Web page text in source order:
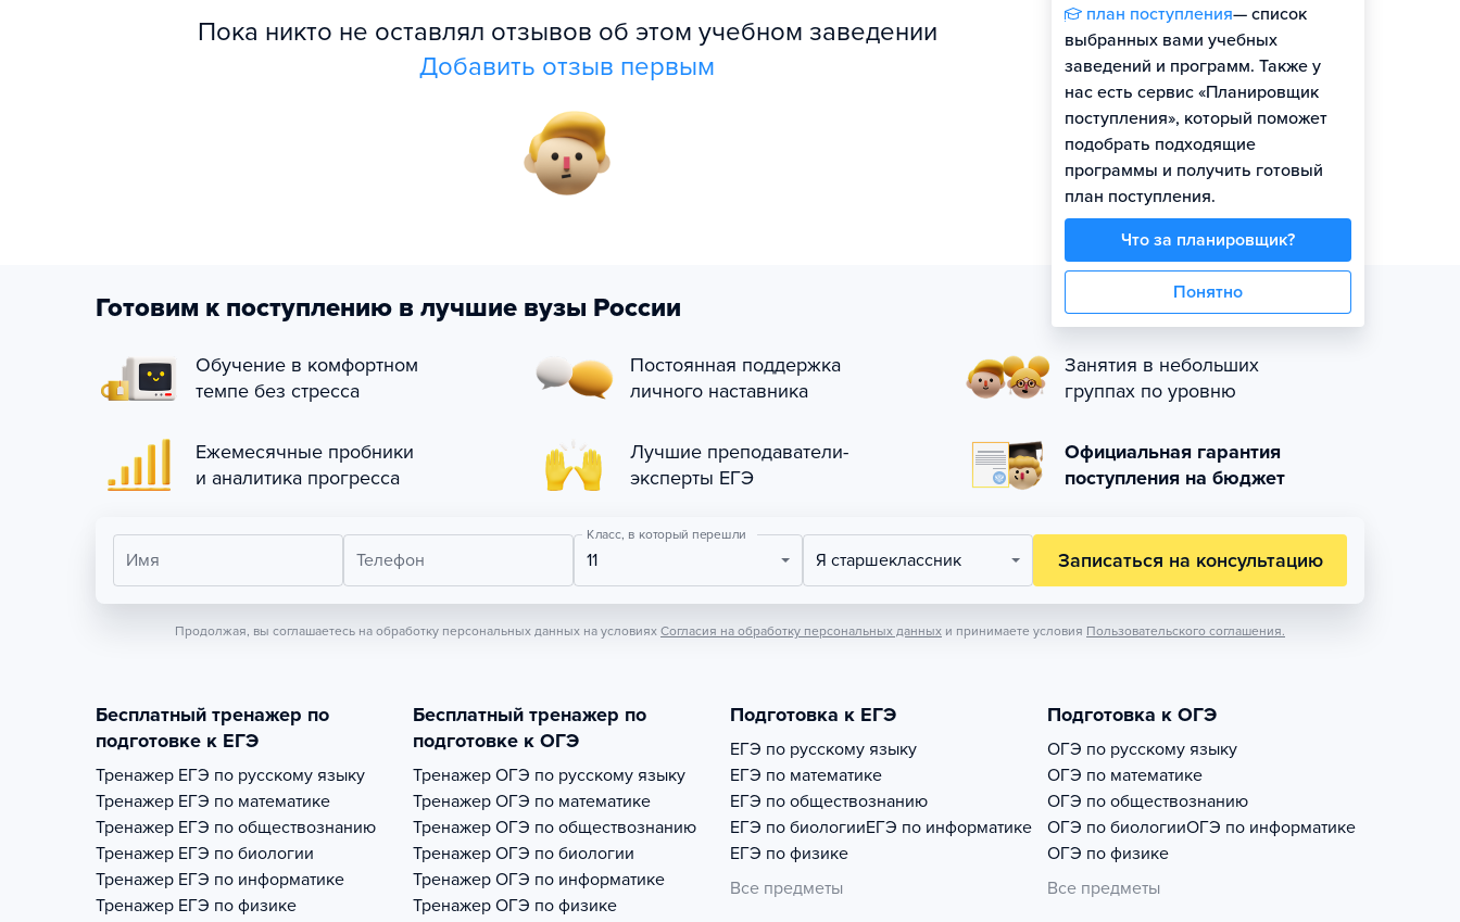
Пока никто не оставлял отзывов об этом учебном заведении
Добавить отзыв первым
план поступления— список
выбранных вами учебных
заведений и программ. Также у
нас есть сервис «Планировщик
поступления», который поможет
подобрать подходящие
программы и получить готовый
план поступления.
Что за планировщик?
Понятно
Готовим к поступлению в лучшие вузы России
Обучение в комфортном
темпе без стресса
Постоянная поддержка
личного наставника
Занятия в небольших
группах по уровню
Ежемесячные пробники
и аналитика прогресса
Лучшие преподаватели-
эксперты ЕГЭ
Официальная гарантия
поступления на бюджет
Имя Телефон
Класс, в который перешли
11 Я старшеклассник Записаться на консультацию
Продолжая, вы соглашаетесь на обработку персональных данных на условиях Согласия на обработку персональных данных и принимаете условия Пользовательского соглашения.
Бесплатный тренажер по
подготовке к ЕГЭ
Тренажер ЕГЭ по русскому языку
Тренажер ЕГЭ по математике
Тренажер ЕГЭ по обществознанию
Тренажер ЕГЭ по биологии
Тренажер ЕГЭ по информатике
Тренажер ЕГЭ по физике
Бесплатный тренажер по
подготовке к ОГЭ
Тренажер ОГЭ по русскому языку
Тренажер ОГЭ по математике
Тренажер ОГЭ по обществознанию
Тренажер ОГЭ по биологии
Тренажер ОГЭ по информатике
Тренажер ОГЭ по физике
Подготовка к ЕГЭ
ЕГЭ по русскому языку
ЕГЭ по математике
ЕГЭ по обществознанию
ЕГЭ по биологииЕГЭ по информатике
ЕГЭ по физике
Все предметы
Подготовка к ОГЭ
ОГЭ по русскому языку
ОГЭ по математике
ОГЭ по обществознанию
ОГЭ по биологииОГЭ по информатике
ОГЭ по физике
Все предметы